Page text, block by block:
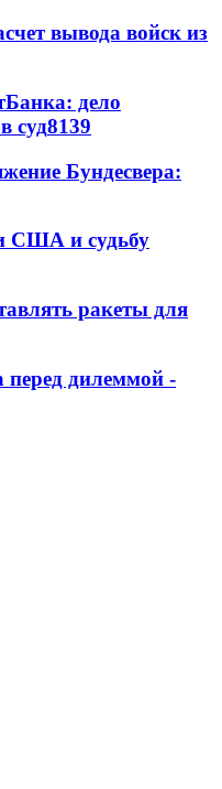
вывода войск из
дело
суд8139
Бундесвера:
США и судьбу
ракеты для
перед дилеммой -